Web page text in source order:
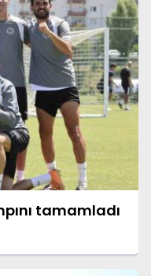
tamamladı